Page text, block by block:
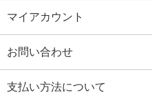
マイアカウント
お問い合わせ
支払い方法について